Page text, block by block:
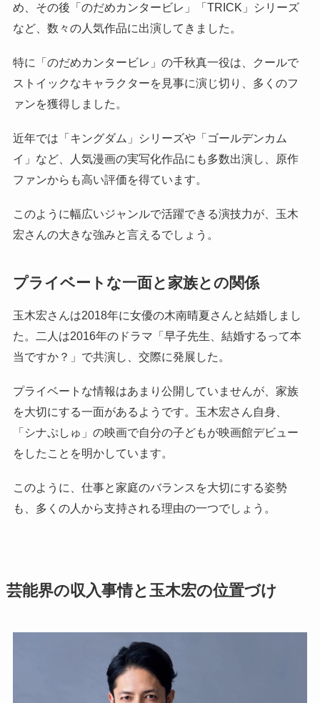
め、その後「のだめカンタービレ」「TRICK」シリーズ
など、数々の人気作品に出演してきました。
特に「のだめカンタービレ」の千秋真一役は、クールで
ストイックなキャラクターを見事に演じ切り、多くのフ
ァンを獲得しました。
近年では「キングダム」シリーズや「ゴールデンカム
イ」など、人気漫画の実写化作品にも多数出演し、原作
ファンからも高い評価を得ています。
このように幅広いジャンルで活躍できる演技力が、玉木
宏さんの大きな強みと言えるでしょう。
プライベートな一面と家族との関係
玉木宏さんは2018年に女優の木南晴夏さんと結婚しまし
た。二人は2016年のドラマ「早子先生、結婚するって本
当ですか？」で共演し、交際に発展した。
プライベートな情報はあまり公開していませんが、家族
を大切にする一面があるようです。玉木宏さん自身、
「シナぷしゅ」の映画で自分の子どもが映画館デビュー
をしたことを明かしています。
このように、仕事と家庭のバランスを大切にする姿勢
も、多くの人から支持される理由の一つでしょう。
芸能界の収入事情と玉木宏の位置づけ